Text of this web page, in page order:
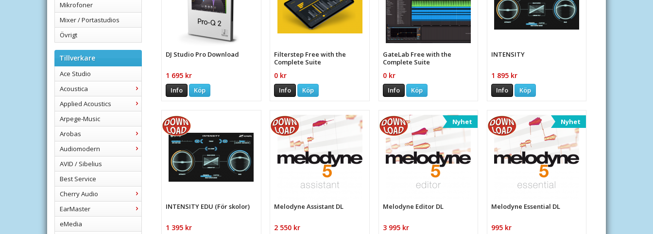
Mikrofoner
Mixer / Portastudios
Övrigt
Tillverkare
Ace Studio
Acoustica
Applied Acoustics
Arpege-Music
Arobas
Audiomodern
AVID / Sibelius
Best Service
Cherry Audio
EarMaster
eMedia
DJ Studio Pro Download
1 695 kr
Info Köp
Filterstep Free with the
Complete Suite
0 kr
Info Köp
GateLab Free with the
Complete Suite
0 kr
Info Köp
INTENSITY
1 895 kr
Info Köp
INTENSITY EDU (För skolor)
1 395 kr
Melodyne Assistant DL
2 550 kr
Nyhet
Melodyne Editor DL
3 995 kr
Nyhet
Melodyne Essential DL
995 kr